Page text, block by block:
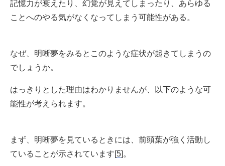
記憶力が衰えたり、幻覚が見えてしまったり、あらゆる
ことへのやる気がなくなってしまう可能性がある。
なぜ、明晰夢をみるとこのような症状が起きてしまうの
でしょうか。
はっきりとした理由はわかりませんが、以下のような可
能性が考えられます。
まず、明晰夢を見ているときには、前頭葉が強く活動し
ていることが示されています[5]。